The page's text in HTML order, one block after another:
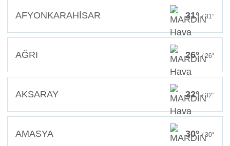
AFYONKARAHİSAR 31°/ 31°
AĞRI 26°/ 26°
AKSARAY 32°/ 32°
AMASYA 30°/ 30°